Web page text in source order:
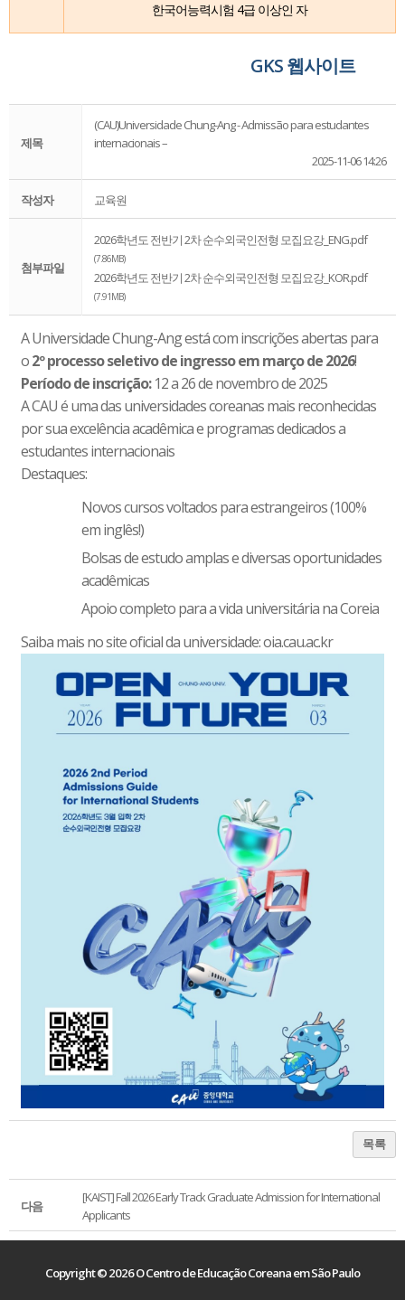
한국어능력시험 4급 이상인 자
GKS 웹사이트
제목
(CAU)Universidade Chung-Ang - Admissão para estudantes
internacionais –
2025-11-06 14:26
작성자 교육원
첨부파일
2026학년도 전반기 2차 순수외국인전형 모집요강_ENG.pdf
(7.86MB)
2026학년도 전반기 2차 순수외국인전형 모집요강_KOR.pdf
(7.91MB)
A Universidade Chung-Ang está com inscrições abertas para
o2º processo seletivo de ingresso em março de 2026!
Período de inscrição:12 a 26 de novembro de 2025
A CAU é uma das universidades coreanas mais reconhecidas
por sua excelência acadêmica e programas dedicados a
estudantes internacionais
Destaques:
Novos cursos voltados para estrangeiros (100%
em inglês!)
Bolsas de estudo amplas e diversas oportunidades
acadêmicas
Apoio completo para a vida universitária na Coreia
Saiba mais no site oficial da universidade:oia.cau.ac.kr
목록
다음
[KAIST] Fall 2026 Early Track Graduate Admission for International
Applicants
Copyright © 2026 O Centro de Educação Coreana em São Paulo